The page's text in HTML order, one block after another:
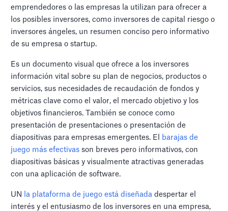
emprendedores o las empresas la utilizan para ofrecer a
los posibles inversores, como inversores de capital riesgo o
inversores ángeles, un resumen conciso pero informativo
de su empresa o startup.
Es un documento visual que ofrece a los inversores
información vital sobre su plan de negocios, productos o
servicios, sus necesidades de recaudación de fondos y
métricas clave como el valor, el mercado objetivo y los
objetivos financieros. También se conoce como
presentación de presentaciones o presentación de
diapositivas para empresas emergentes. El
barajas de
juego más efectivas son breves pero informativos, con
diapositivas básicas y visualmente atractivas generadas
con una aplicación de software.
UN la plataforma de juego está diseñada despertar el
interés y el entusiasmo de los inversores en una empresa,